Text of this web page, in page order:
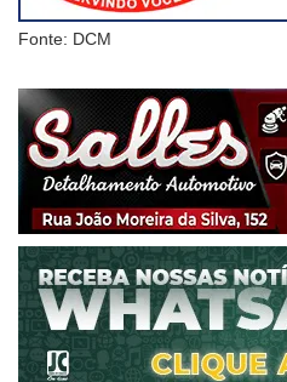
Fonte: DCM